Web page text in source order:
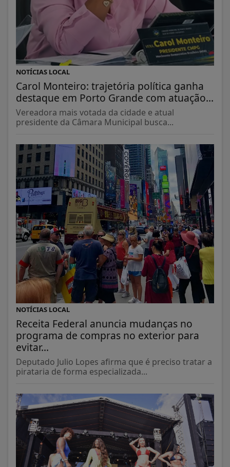
NOTÍCIAS LOCAL
Carol Monteiro: trajetória política ganha
destaque em Porto Grande com atuação...
Vereadora mais votada da cidade e atual
presidente da Câmara Municipal busca...
NOTÍCIAS LOCAL
Receita Federal anuncia mudanças no
programa de compras no exterior para
evitar...
Deputado Julio Lopes afirma que é preciso tratar a
pirataria de forma especializada...